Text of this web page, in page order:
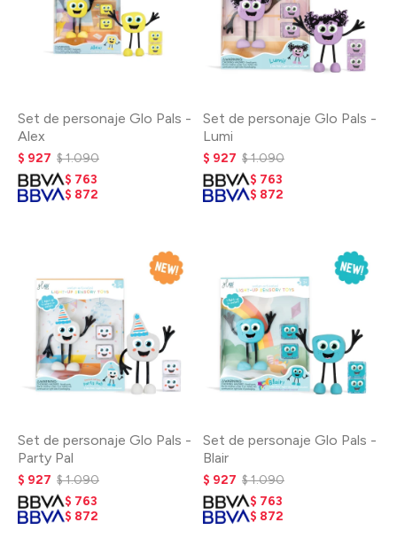
Set de personaje Glo Pals -
Alex
$ 927 $1.090
$ 763
$ 872
Set de personaje Glo Pals -
Lumi
$ 927 $1.090
$ 763
$ 872
Set de personaje Glo Pals -
Party Pal
$ 927 $1.090
$ 763
$ 872
Set de personaje Glo Pals -
Blair
$ 927 $1.090
$ 763
$ 872